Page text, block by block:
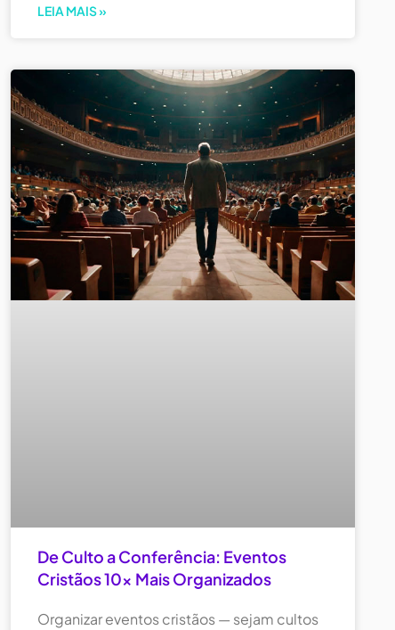
LEIA MAIS »
De Culto a Conferência: Eventos
Cristãos 10x Mais Organizados
Organizar eventos cristãos — sejam cultos